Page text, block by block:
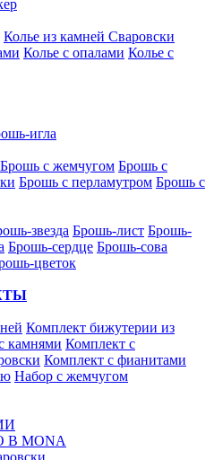
Колье из камней Сваровски
Колье с опалами Колье с
игла
Брошь с жемчугом Брошь с
Брошь с перламутром Брошь с
звезда Брошь-лист Брошь-
Брошь-сердце Брошь-сова
цветок
Комплект бижутерии из
камнями Комплект с
Комплект с фианитами
Набор с жемчугом
MONA